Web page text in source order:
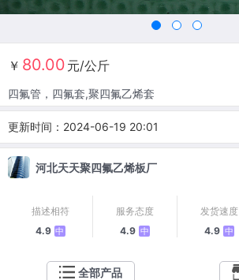
￥ 80.00 元/公斤
四氟管，四氟套,聚四氟乙烯套
更新时间：2024-06-19 20:01
河北天天聚四氟乙烯板厂
描述相符
4.9 中
服务态度
4.9 中
发货速度
4.9 中
全部产品